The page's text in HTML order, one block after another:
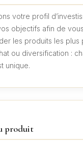
votre profil
objectifs afin de vous
les produits les plus
ou diversification :
unique.
produit